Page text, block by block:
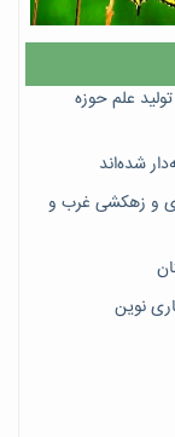
در تولید علم حوزه
آبیاری و زهکشی غرب و
نوین